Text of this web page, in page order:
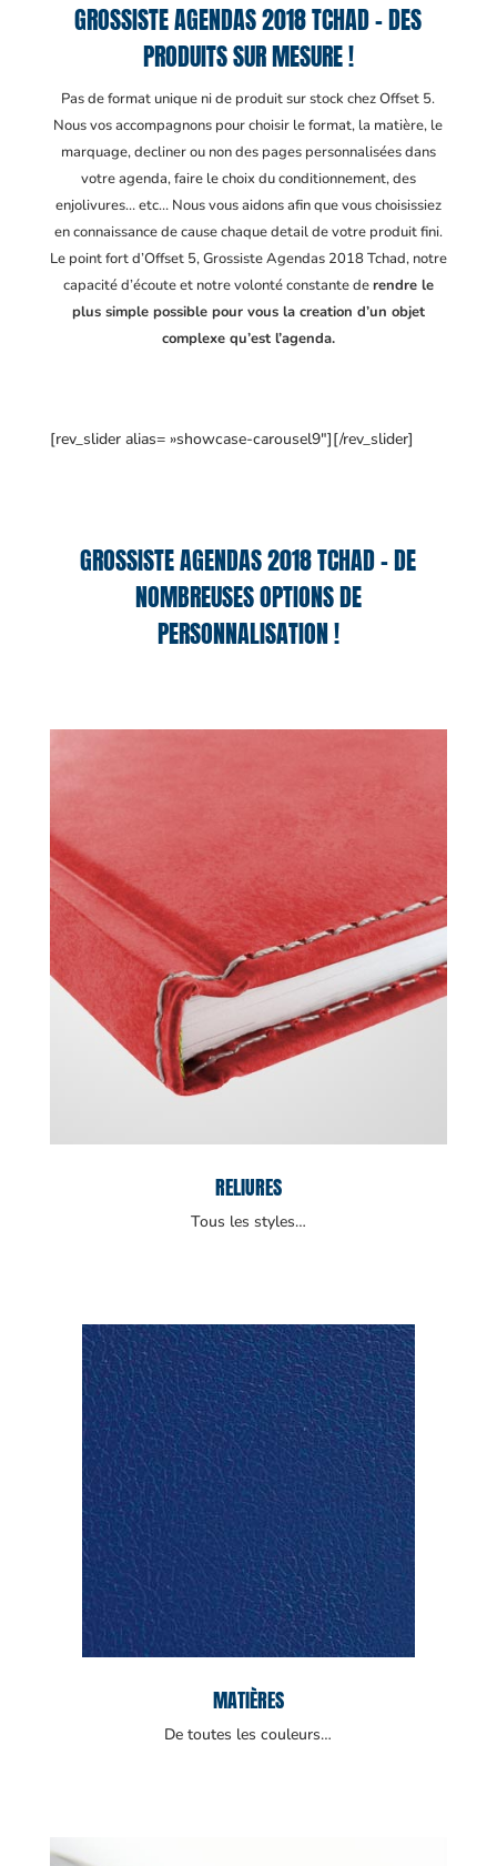
GROSSISTE AGENDAS 2018 TCHAD – DES
PRODUITS SUR MESURE !
Pas de format unique ni de produit sur stock chez Offset 5.
Nous vos accompagnons pour choisir le format, la matière, le
marquage, decliner ou non des pages personnalisées dans
votre agenda, faire le choix du conditionnement, des
enjolivures… etc… Nous vous aidons afin que vous choisissiez
en connaissance de cause chaque detail de votre produit fini.
Le point fort d’Offset 5, Grossiste Agendas 2018 Tchad, notre
capacité d’écoute et notre volonté constante derendre le
plus simple possible pour vous la creation d’un objet
complexe qu’est l’agenda.
[rev_slider alias= »showcase-carousel9″][/rev_slider]
GROSSISTE AGENDAS 2018 TCHAD – DE
NOMBREUSES OPTIONS DE
PERSONNALISATION !
RELIURES
Tous les styles…
MATIÈRES
De toutes les couleurs…